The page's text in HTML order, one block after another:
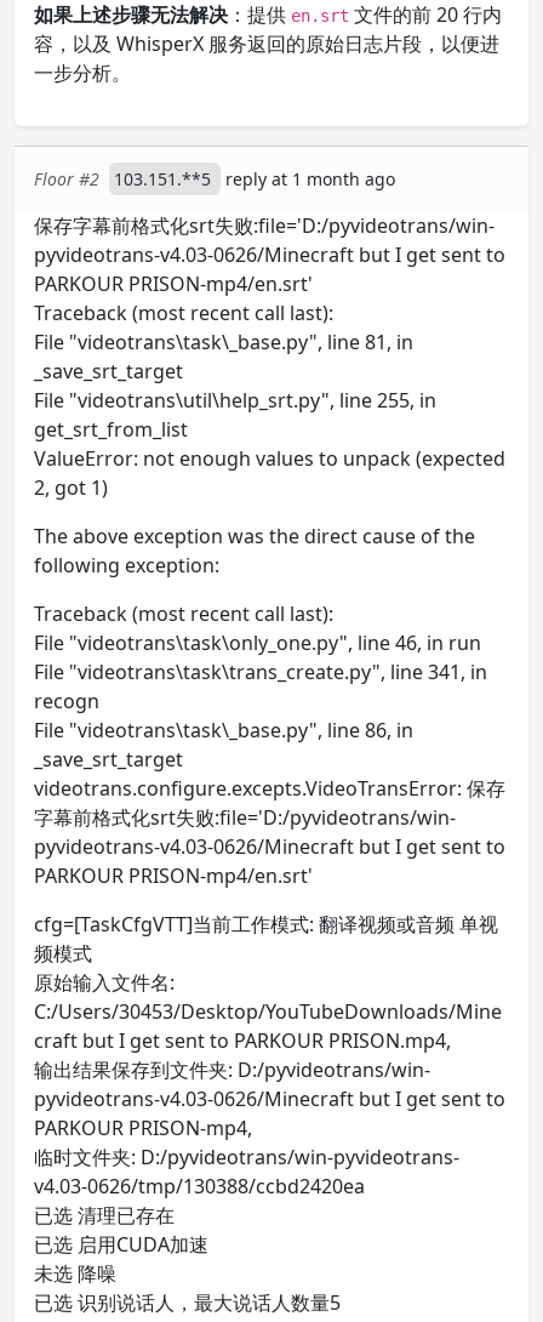
如果上述步骤无法解决 ：提供 en.srt 文件的前 20 行内
容，以及 WhisperX 服务返回的原始日志片段，以便进
一步分析。
Floor #2 103.151.**5 reply at 1 month ago
保存字幕前格式化srt失败:file='D:/pyvideotrans/win-
pyvideotrans-v4.03-0626/Minecraft but I get sent to
PARKOUR PRISON-mp4/en.srt'
Traceback (most recent call last):
File "videotrans\task\_base.py", line 81, in
_save_srt_target
File "videotrans\util\help_srt.py", line 255, in
get_srt_from_list
ValueError: not enough values to unpack (expected
2, got 1)
The above exception was the direct cause of the
following exception:
Traceback (most recent call last):
File "videotrans\task\only_one.py", line 46, in run
File "videotrans\task\trans_create.py", line 341, in
recogn
File "videotrans\task\_base.py", line 86, in
_save_srt_target
videotrans.configure.excepts.VideoTransError: 保存
字幕前格式化srt失败:file='D:/pyvideotrans/win-
pyvideotrans-v4.03-0626/Minecraft but I get sent to
PARKOUR PRISON-mp4/en.srt'
cfg=[TaskCfgVTT]当前工作模式: 翻译视频或音频 单视
频模式
原始输入文件名:
C:/Users/30453/Desktop/YouTubeDownloads/Mine
craft but I get sent to PARKOUR PRISON.mp4,
输出结果保存到文件夹: D:/pyvideotrans/win-
pyvideotrans-v4.03-0626/Minecraft but I get sent to
PARKOUR PRISON-mp4,
临时文件夹: D:/pyvideotrans/win-pyvideotrans-
v4.03-0626/tmp/130388/ccbd2420ea
已选 清理已存在
已选 启用CUDA加速
未选 降噪
已选 识别说话人，最大说话人数量5